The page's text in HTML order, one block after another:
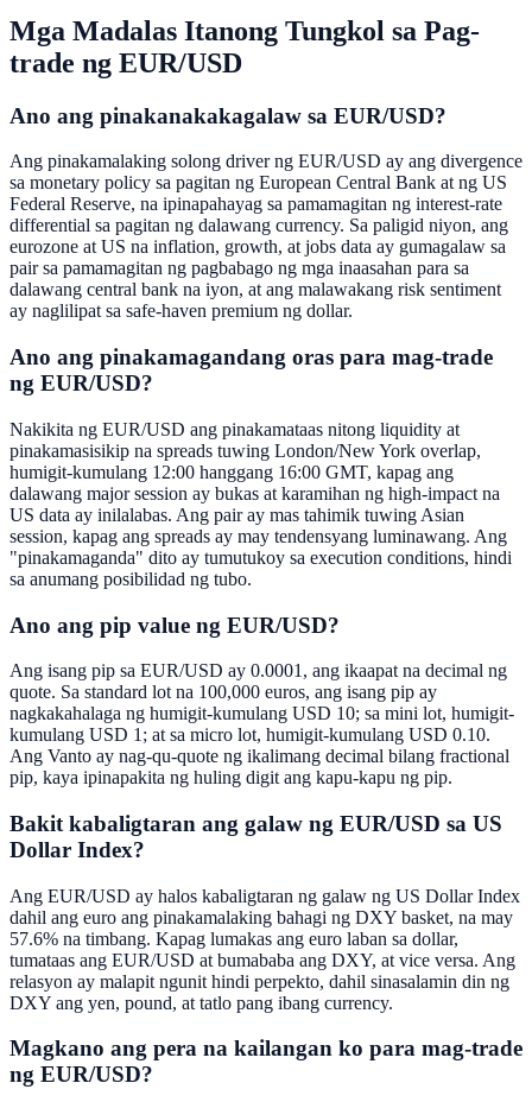
Mga Madalas Itanong Tungkol sa Pag-
trade ng EUR/USD
Ano ang pinakanakakagalaw sa EUR/USD?
Ang pinakamalaking solong driver ng EUR/USD ay ang divergence
sa monetary policy sa pagitan ng European Central Bank at ng US
Federal Reserve, na ipinapahayag sa pamamagitan ng interest-rate
differential sa pagitan ng dalawang currency. Sa paligid niyon, ang
eurozone at US na inflation, growth, at jobs data ay gumagalaw sa
pair sa pamamagitan ng pagbabago ng mga inaasahan para sa
dalawang central bank na iyon, at ang malawakang risk sentiment
ay naglilipat sa safe-haven premium ng dollar.
Ano ang pinakamagandang oras para mag-trade
ng EUR/USD?
Nakikita ng EUR/USD ang pinakamataas nitong liquidity at
pinakamasisikip na spreads tuwing London/New York overlap,
humigit-kumulang 12:00 hanggang 16:00 GMT, kapag ang
dalawang major session ay bukas at karamihan ng high-impact na
US data ay inilalabas. Ang pair ay mas tahimik tuwing Asian
session, kapag ang spreads ay may tendensyang luminawang. Ang
"pinakamaganda" dito ay tumutukoy sa execution conditions, hindi
sa anumang posibilidad ng tubo.
Ano ang pip value ng EUR/USD?
Ang isang pip sa EUR/USD ay 0.0001, ang ikaapat na decimal ng
quote. Sa standard lot na 100,000 euros, ang isang pip ay
nagkakahalaga ng humigit-kumulang USD 10; sa mini lot, humigit-
kumulang USD 1; at sa micro lot, humigit-kumulang USD 0.10.
Ang Vanto ay nag-qu-quote ng ikalimang decimal bilang fractional
pip, kaya ipinapakita ng huling digit ang kapu-kapu ng pip.
Bakit kabaligtaran ang galaw ng EUR/USD sa US
Dollar Index?
Ang EUR/USD ay halos kabaligtaran ng galaw ng US Dollar Index
dahil ang euro ang pinakamalaking bahagi ng DXY basket, na may
57.6% na timbang. Kapag lumakas ang euro laban sa dollar,
tumataas ang EUR/USD at bumababa ang DXY, at vice versa. Ang
relasyon ay malapit ngunit hindi perpekto, dahil sinasalamin din ng
DXY ang yen, pound, at tatlo pang ibang currency.
Magkano ang pera na kailangan ko para mag-trade
ng EUR/USD?